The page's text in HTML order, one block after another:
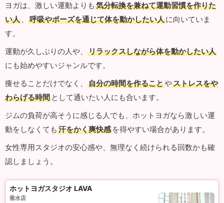
ヨガは、激しい運動よりも 気分転換を兼ねて運動習慣を作りた
い人 、 呼吸やポーズを通じて体を動かしたい人に向いていま
す。
運動が久しぶりの人や、
リラックスしながら体を動かしたい人
にも始めやすいジャンルです。
痩せることだけでなく、
自分の時間を作ることやストレスをや
わらげる時間 として通いたい人にも合います。
ジムの負荷が高そうに感じる人でも、ホットヨガなら激しい運
動をしなくても 汗をかく爽快感 を得やすい場合があります。
女性専用スタジオの安心感や、無理なく続けられる回数かも確
認しましょう。
ホットヨガスタジオ LAVA
垂水店